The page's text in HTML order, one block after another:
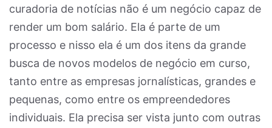
curadoria de notícias não é um negócio capaz de
render um bom salário. Ela é parte de um
processo e nisso ela é um dos itens da grande
busca de novos modelos de negócio em curso,
tanto entre as empresas jornalísticas, grandes e
pequenas, como entre os empreendedores
individuais. Ela precisa ser vista junto com outras